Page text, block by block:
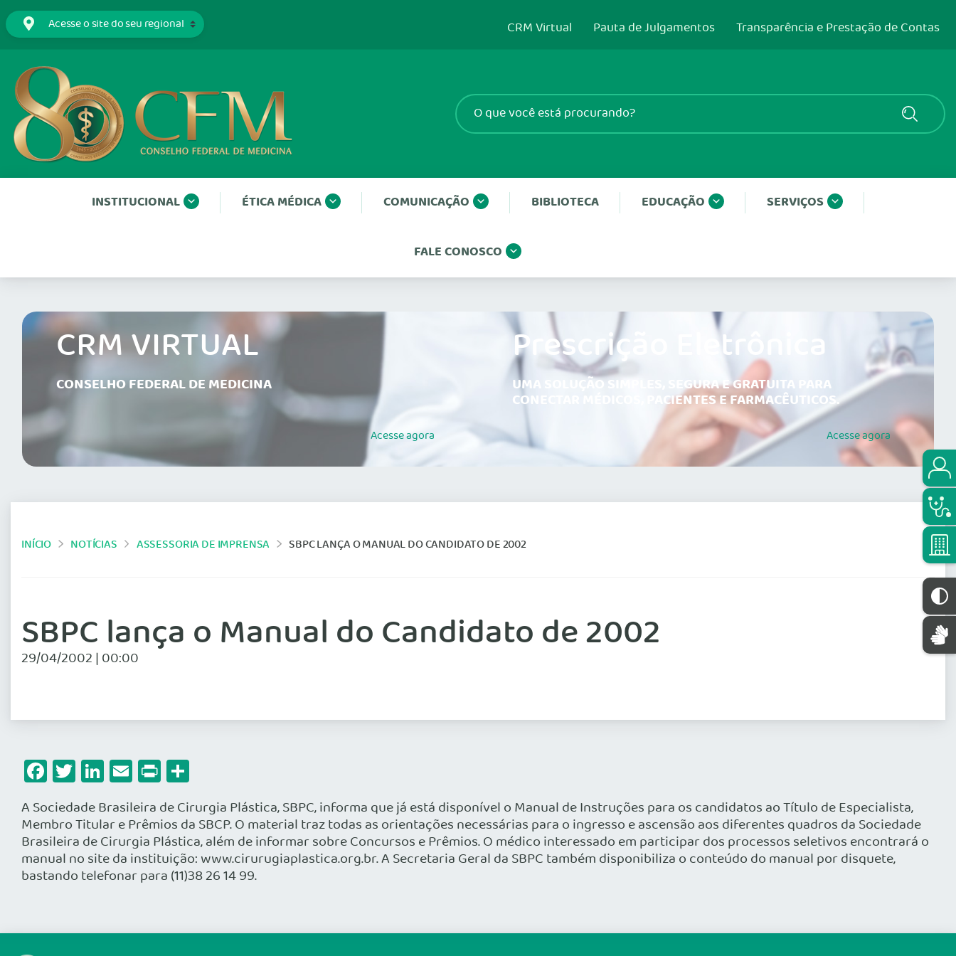
CRM Virtual Pauta de Julgamentos Transparência e Prestação de Contas
INSTITUCIONAL ÉTICA MÉDICA COMUNICAÇÃO BIBLIOTECA EDUCAÇÃO SERVIÇOS
FALE CONOSCO
CRM VIRTUAL
CONSELHO FEDERAL DE MEDICINA
Acesseagora
Prescrição Eletrônica
UMA SOLUÇÃO SIMPLES, SEGURA E GRATUITA PARA
CONECTAR MÉDICOS, PACIENTES E FARMACÊUTICOS.
Acesseagora
INÍCIO NOTÍCIAS ASSESSORIA DE IMPRENSA SBPC LANÇA O MANUAL DO CANDIDATO DE 2002
SBPC lança o Manual do Candidato de 2002
29/04/2002 | 00:00
Facebook
Twitter
LinkedIn
Email
Print
A Sociedade Brasileira de Cirurgia Plástica, SBPC, informa que já está disponível o Manual de Instruções para os candidatos ao Título de Especialista,
Membro Titular e Prêmios da SBCP. O material traz todas as orientações necessárias para o ingresso e ascensão aos diferentes quadros da Sociedade
Brasileira de Cirurgia Plástica, além de informar sobre Concursos e Prêmios. O médico interessado em participar dos processos seletivos encontrará o
manual no site da instituição: www.cirurugiaplastica.org.br. A Secretaria Geral da SBPC também disponibiliza o conteúdo do manual por disquete,
bastando telefonar para (11)38 26 14 99.